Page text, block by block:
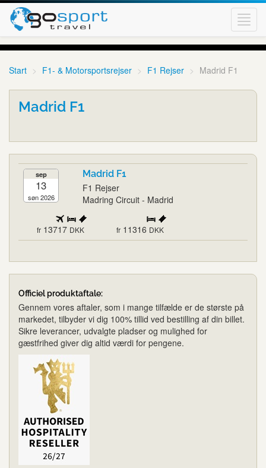
Start F1- & Motorsportsrejser F1 Rejser Madrid F1
Madrid F1
sep
13
søn 2026
Madrid F1
F1 Rejser
Madring Circuit - Madrid
fr 13717 DKK fr 11316 DKK
Officiel produktaftale:
Gennem vores aftaler, som i mange tilfælde er de største på
markedet, tilbyder vi dig 100% tillid ved bestilling af din billet.
Sikre leverancer, udvalgte pladser og mulighed for
gæstfrihed giver dig altid værdi for pengene.